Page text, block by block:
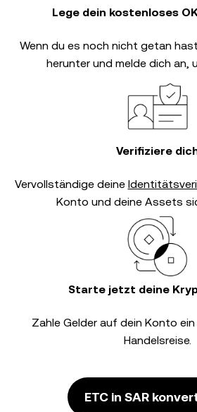
Lege dein kostenloses
Wenn du es noch nicht getan
herunter und melde dich an,
Verifiziere
Vervollständige deine
Konto und deine Assets
Starte jetzt deine
Zahle Gelder auf dein Konto
Handelsreise.
ETC in SAR